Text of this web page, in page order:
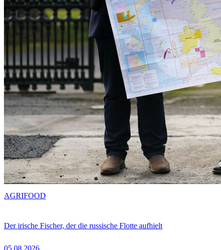
Der irische Fischer, der die russische Flotte aufhielt
05.08.2026
AGRIFOOD